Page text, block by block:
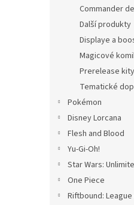
Commander
Další produkty
Displaye a
Magicové
Prerelease kity
Tematické
Pokémon
Disney Lorcana
Flesh and Blood
Yu-Gi-Oh!
Star Wars:
One Piece
Riftbound: